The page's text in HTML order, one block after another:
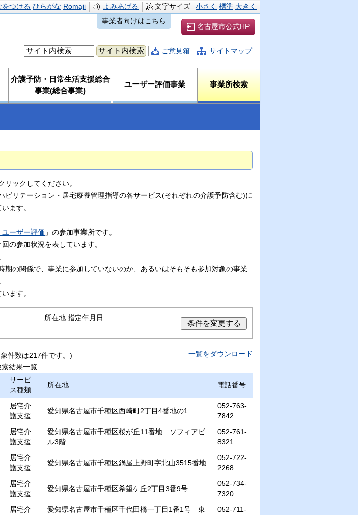
をつける ひらがな Romaji よみあげる 文字サイズ 小さく 標準 大きく
名古屋市公式HP
事業者向けはこちら
ご意見箱 サイトマップ
介護予防・日常生活支援総合
事業(総合事業)
ユーザー評価事業 事業所検索
ックしてください。
リテーション・居宅療養管理指導の各サービス(それぞれの介護予防含む)に
ます。
ーザー評価 」の参加事業所です。
の参加状況を表しています。
の関係で、事業に参加していないのか、あるいはそもそも参加対象の事業
ます。
所在地:指定年月日:
件数は217件です。)
一覧をダウンロード
索結果一覧
サービ
ス種類
所在地 電話番号
居宅介
護支援
愛知県名古屋市千種区西崎町2丁目4番地の1
052-763-
7842
居宅介
護支援
愛知県名古屋市千種区桜が丘11番地 ソフィアビ
ル3階
052-761-
8321
居宅介
護支援
愛知県名古屋市千種区鍋屋上野町字北山3515番地
052-722-
2268
居宅介
護支援
愛知県名古屋市千種区希望ケ丘2丁目3番9号
052-734-
7320
居宅介
愛知県名古屋市千種区千代田橋一丁目1番1号 東
052-711-